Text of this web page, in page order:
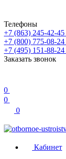
Телефоны
+7 (863) 245-42-45
+7 (800) 775-08-24
+7 (495) 151-88-24
Заказать звонок
0
0
0
Кабинет